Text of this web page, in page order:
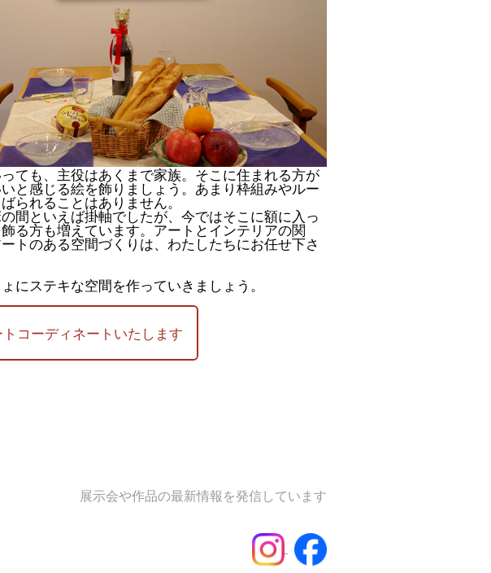
ても、主役はあくまで家族。そこに住まれる方が
と感じる絵を飾りましょう。あまり枠組みやルー
られることはありません。
間といえば掛軸でしたが、今ではそこに額に入っ
る方も増えています。アートとインテリアの関
トのある空間づくりは、わたしたちにお任せ下さ
にステキな空間を作っていきましょう。
コーディネートいたします
展示会や作品の最新情報を発信しています